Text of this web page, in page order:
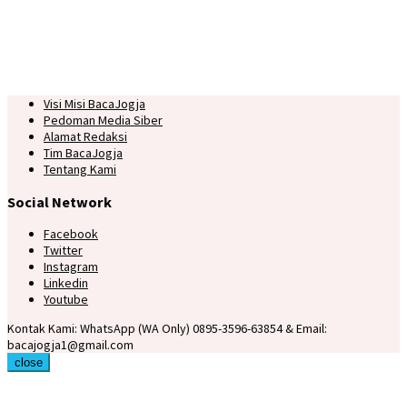
Visi Misi BacaJogja
Pedoman Media Siber
Alamat Redaksi
Tim BacaJogja
Tentang Kami
Social Network
Facebook
Twitter
Instagram
Linkedin
Youtube
Kontak Kami: WhatsApp (WA Only) 0895-3596-63854 & Email:
bacajogja1@gmail.com
close